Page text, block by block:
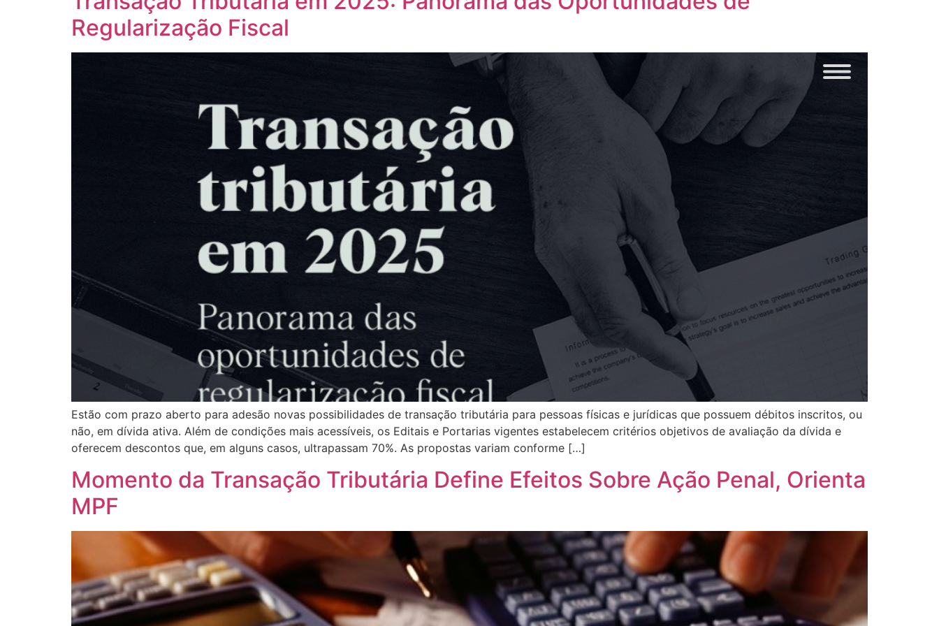
Regularização Fiscal
Estão com prazo aberto para adesão novas possibilidades de transação tributária para pessoas físicas e jurídicas que possuem débitos inscritos, ou
não, em dívida ativa. Além de condições mais acessíveis, os Editais e Portarias vigentes estabelecem critérios objetivos de avaliação da dívida e
oferecem descontos que, em alguns casos, ultrapassam 70%. As propostas variam conforme […]
Momento da Transação Tributária Define Efeitos Sobre Ação Penal, Orienta
MPF